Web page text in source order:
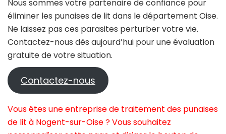
Nous sommes votre partenaire de confiance pour
éliminer les punaises de lit dans le département Oise.
Ne laissez pas ces parasites perturber votre vie.
Contactez-nous dès aujourd’hui pour une évaluation
gratuite de votre situation.
Contactez-nous
Vous êtes une entreprise de traitement des punaises
de lit à Nogent-sur-Oise ? Vous souhaitez